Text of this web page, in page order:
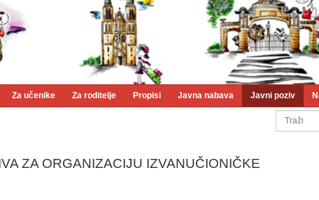
Za učenike Za roditelje Propisi Javna nabava Javni poziv
ZA ORGANIZACIJU IZVANUČIONIČKE